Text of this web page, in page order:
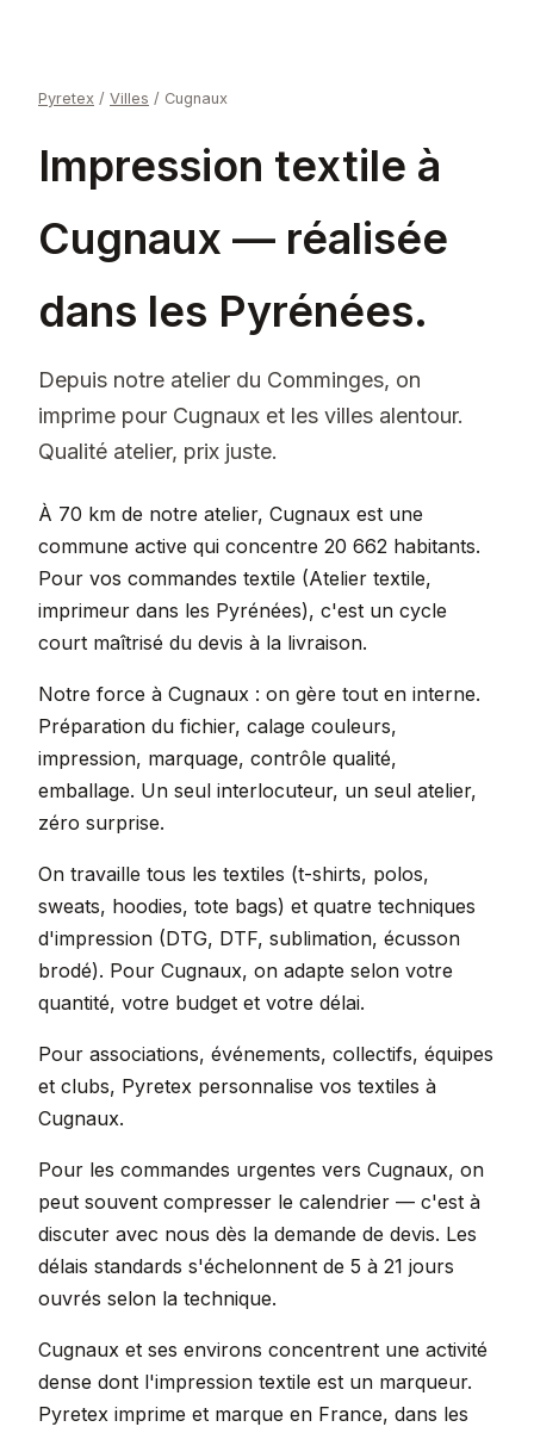
Pyretex / Villes / Cugnaux
Impression textile à
Cugnaux — réalisée
dans les Pyrénées.
Depuis notre atelier du Comminges, on
imprime pour Cugnaux et les villes alentour.
Qualité atelier, prix juste.
À 70 km de notre atelier, Cugnaux est une
commune active qui concentre 20 662 habitants.
Pour vos commandes textile (Atelier textile,
imprimeur dans les Pyrénées), c'est un cycle
court maîtrisé du devis à la livraison.
Notre force à Cugnaux : on gère tout en interne.
Préparation du fichier, calage couleurs,
impression, marquage, contrôle qualité,
emballage. Un seul interlocuteur, un seul atelier,
zéro surprise.
On travaille tous les textiles (t-shirts, polos,
sweats, hoodies, tote bags) et quatre techniques
d'impression (DTG, DTF, sublimation, écusson
brodé). Pour Cugnaux, on adapte selon votre
quantité, votre budget et votre délai.
Pour associations, événements, collectifs, équipes
et clubs, Pyretex personnalise vos textiles à
Cugnaux.
Pour les commandes urgentes vers Cugnaux, on
peut souvent compresser le calendrier — c'est à
discuter avec nous dès la demande de devis. Les
délais standards s'échelonnent de 5 à 21 jours
ouvrés selon la technique.
Cugnaux et ses environs concentrent une activité
dense dont l'impression textile est un marqueur.
Pyretex imprime et marque en France, dans les